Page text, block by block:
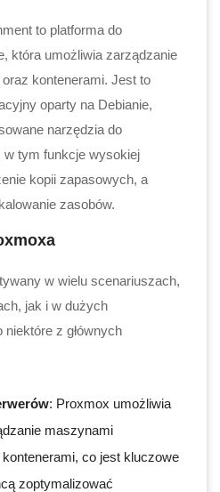
to platforma do
która umożliwia zarządzanie
kontenerami. Jest to
oparty na Debianie,
narzędzia do
w tym funkcje wysokiej
kopii zapasowych, a
zasobów.
w wielu scenariuszach,
jak i w dużych
z głównych
: Proxmox umożliwia
maszynami
co jest kluczowe
zoptymalizować